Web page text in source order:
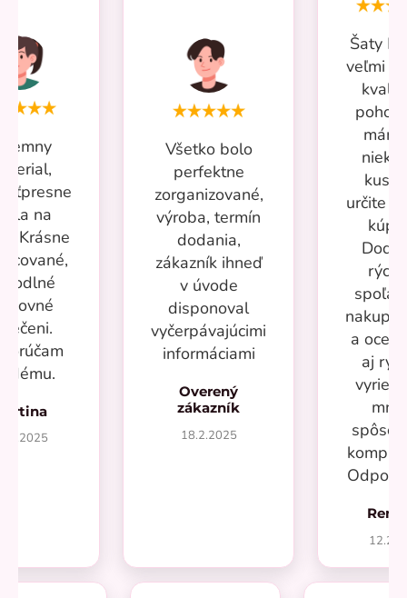
na
Krásne
Všetko bolo
perfektne
zorganizované,
výroba, termín
dodania,
zákazník ihneď
v úvode
disponoval
vyčerpávajúcimi
informáciami
Overený
zákazník
18.2.2025
Šaty
veľmi
mám
určite
a
aj